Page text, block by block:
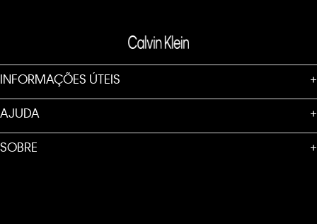
INFORMAÇÕES ÚTEIS +
AJUDA +
SOBRE +